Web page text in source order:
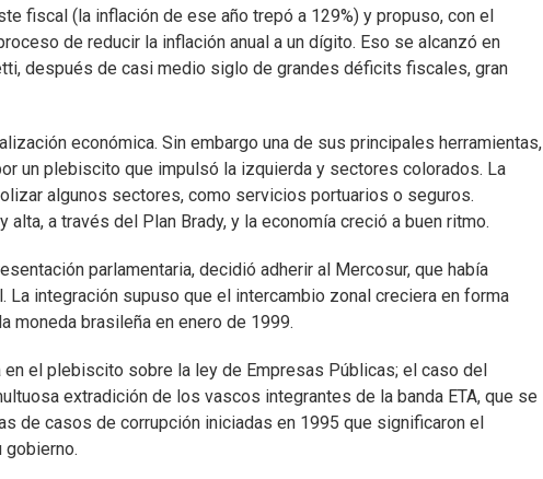
fiscal (la inflación de ese año trepó a 129%) y propuso, con el
de reducir la inflación anual a un dígito. Eso se alcanzó en
después de casi medio siglo de grandes déficits fiscales, gran
económica. Sin embargo una de sus principales herramientas,
un plebiscito que impulsó la izquierda y sectores colorados. La
algunos sectores, como servicios portuarios o seguros.
a través del Plan Brady, y la economía creció a buen ritmo.
parlamentaria, decidió adherir al Mercosur, que había
La integración supuso que el intercambio zonal creciera en forma
moneda brasileña en enero de 1999.
el plebiscito sobre la ley de Empresas Públicas; el caso del
extradición de los vascos integrantes de la banda ETA, que se
de casos de corrupción iniciadas en 1995 que significaron el